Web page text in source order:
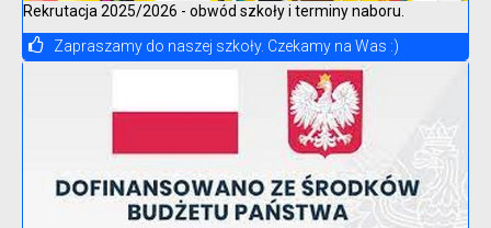
Rekrutacja 2025/2026 - obwód szkoły i terminy naboru.
Zapraszamy do naszej szkoły. Czekamy na Was :)